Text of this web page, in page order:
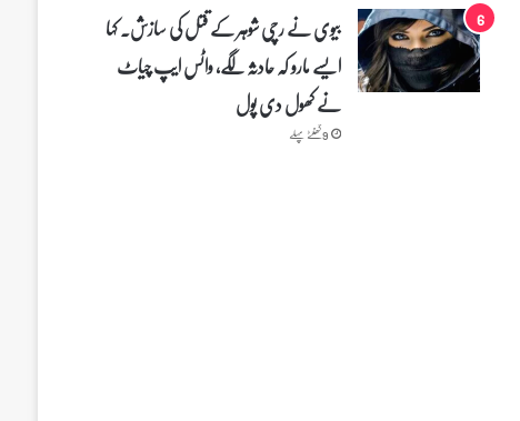
بیوی نے رچی شوہر کے قتل کی سازش۔ کہا
ایسے مارو کہ حادثہ لگے، واٹس ایپ چیاٹ
نے کھول دی پول
9 گھنٹے پہلے